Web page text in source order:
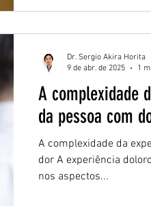
A complexidade
da pessoa com
A complexidade da
dor A experiência
nos aspectos...
Dr. Sergio Akira Horita
9 de abr. de 2025
1